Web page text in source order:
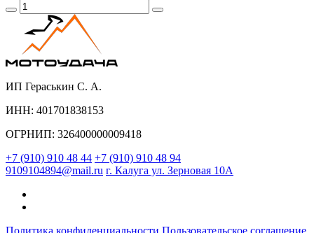
ИП Гераськин С. А.
ИНН: 401701838153
ОГРНИП: 326400000009418
+7 (910) 910 48 44 +7 (910) 910 48 94
9109104894@mail.ru г. Калуга ул. Зерновая 10А